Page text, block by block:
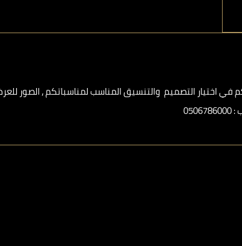
اختيار التصميم والتنسيق المناسب لمناسباتكم , الصور